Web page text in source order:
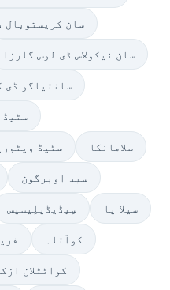
سان کریستوبال
سان نیکولاس ڈی لوس گارزا
سانتیاگو ڈی
سٹیڈ سلامانکا
سید اوبرگون
سِیڈیڈیلِیسیس سیلا یا
کوآتلہ
کواٹٹلان